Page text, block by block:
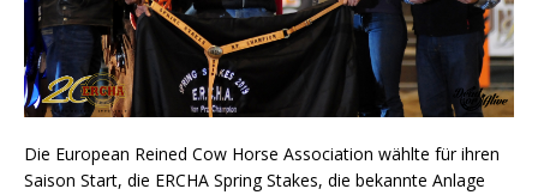
Die European Reined Cow Horse Association wählte für ihren
Saison Start, die ERCHA Spring Stakes, die bekannte Anlage